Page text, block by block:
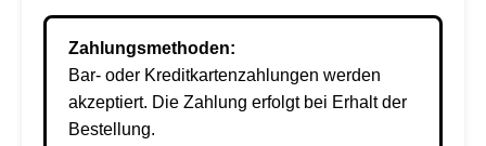
Zahlungsmethoden:
Bar- oder Kreditkartenzahlungen werden
akzeptiert. Die Zahlung erfolgt bei Erhalt der
Bestellung.